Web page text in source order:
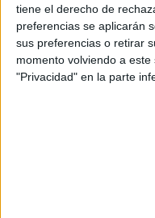
tiene el derecho de
preferencias se aplicarán
sus preferencias o retirar
momento volviendo a
"Privacidad" en la parte
Producto
Producto
Web pensada para
productos propios